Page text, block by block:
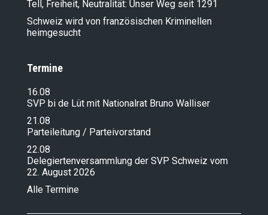
Tell, Freiheit, Neutralität: Unser Weg seit 1291
Schweiz wird von französischen Kriminellen
heimgesucht
Termine
16.08
SVP bi de Lüt mit Nationalrat Bruno Walliser
21.08
Parteileitung / Parteivorstand
22.08
Delegiertenversammlung der SVP Schweiz vom
22. August 2026
Alle Termine